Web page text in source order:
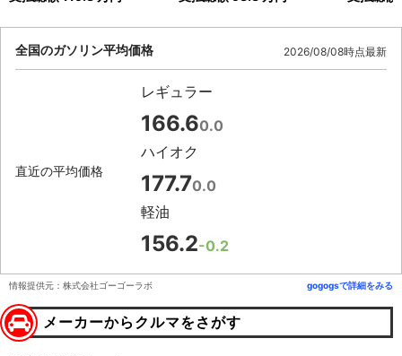
全国のガソリン平均価格 2026/08/08時点最新
直近の平均価格
レギュラー
166.60.0
ハイオク
177.70.0
軽油
156.2-0.2
情報提供元：株式会社ゴーゴーラボ gogogsで詳細をみる
メーカーからクルマをさがす